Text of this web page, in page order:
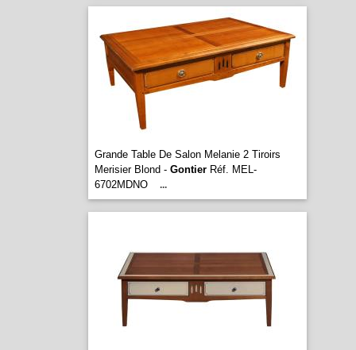
Grande Table De Salon Melanie 2 Tiroirs
Merisier Blond - GontierRéf. MEL-
6702MDNO
...